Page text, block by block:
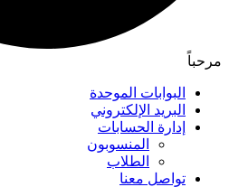
مرحباً
البوابات الموحدة
البريد الإلكتروني
إدارة الحسابات
المنسوبون
الطلاب
تواصل معنا